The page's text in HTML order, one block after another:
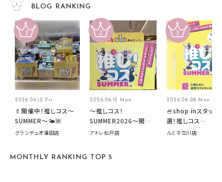
BLOG RANKING
2026.06.12 Fri
💄開催中！推しコス〜
SUMMER〜🌤️🌺
グランデュオ蒲田店
2026.06.15 Mon
～推しコス！
SUMMER2026～開催
中です！
アトレ松戸店
2026.06.08 Mon
🍧shop inスタッフ
選！推しコス
summer2026開催
ルミネ立川店
MONTHLY RANKING TOP 5